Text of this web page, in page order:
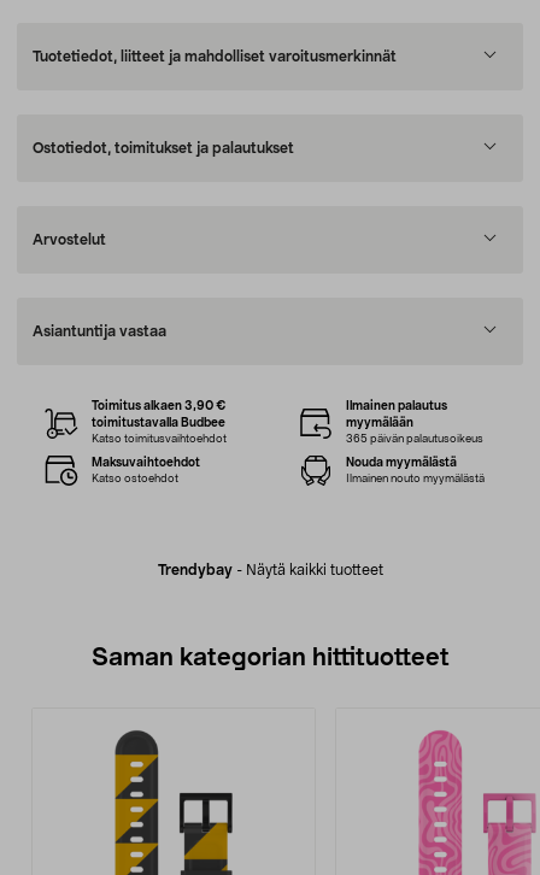
Tuotetiedot, liitteet ja mahdolliset varoitusmerkinnät
Ostotiedot, toimitukset ja palautukset
Arvostelut
Asiantuntija vastaa
Trendybay- Näytä kaikki tuotteet
Toimitus alkaen 3,90 €
toimitustavalla Budbee
Katso toimitusvaihtoehdot
Ilmainen palautus
myymälään
365 päivän palautusoikeus
Maksuvaihtoehdot
Katso ostoehdot
Nouda myymälästä
Ilmainen nouto myymälästä
Saman kategorian hittituotteet